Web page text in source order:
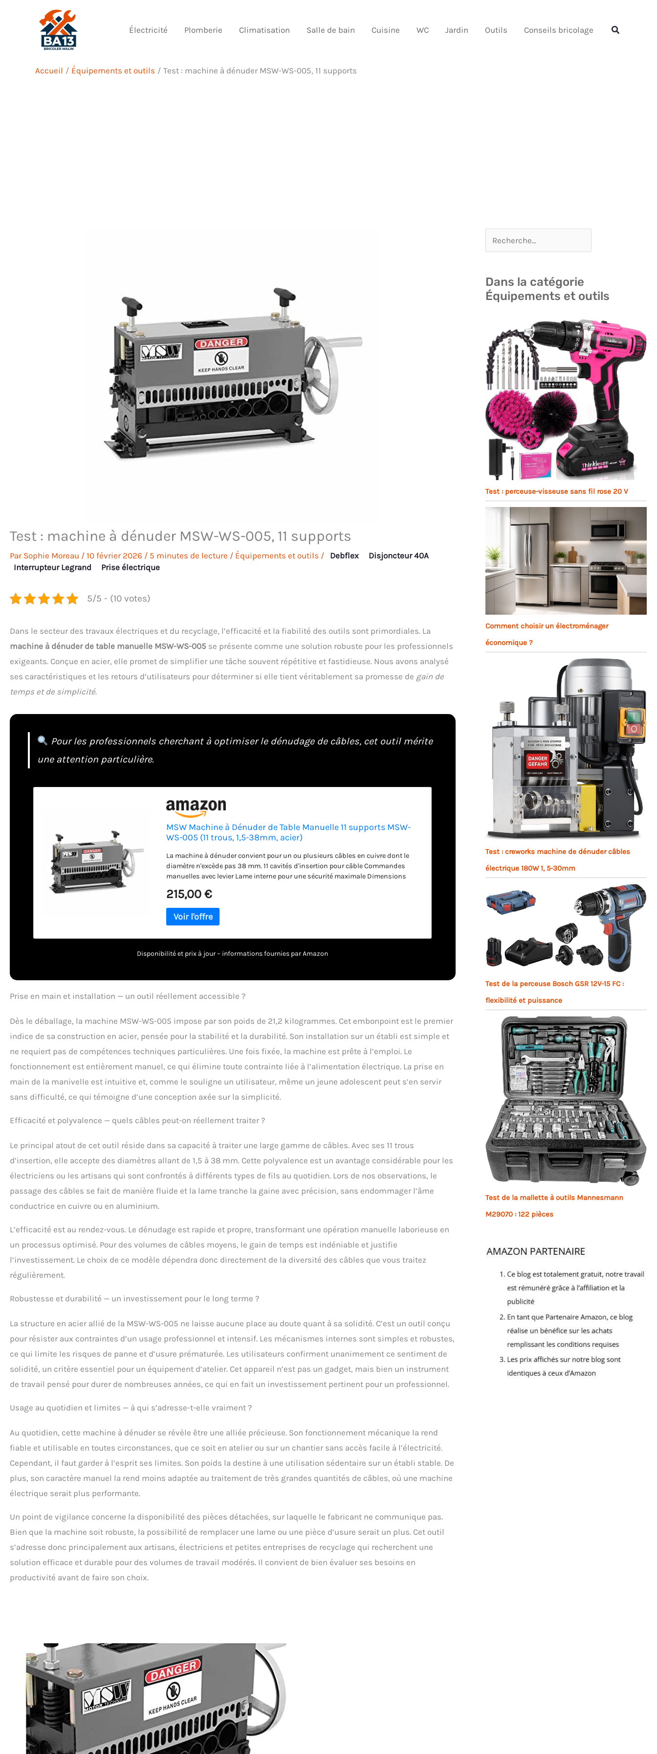
Électricité Plomberie Climatisation Salle de bain Cuisine WC Jardin Outils Conseils bricolage Rechercher
Accueil Équipements et outils Test : machine à dénuder MSW-WS-005, 11 supports
Test : machine à dénuder MSW-WS-005, 11 supports
Par Sophie Moreau / 10 février 2026 / 5 minutes de lecture / Équipements et outils / Debflex
Disjoncteur 40A
Interrupteur Legrand
Prise électrique
5/5 - (10 votes)
Dans le secteur des travaux électriques et du recyclage, l’efficacité et la fiabilité des outils sont primordiales. La
machine à dénuder de table manuelle MSW-WS-005 se présente comme une solution robuste pour les professionnels
exigeants. Conçue en acier, elle promet de simplifier une tâche souvent répétitive et fastidieuse. Nous avons analysé
ses caractéristiques et les retours d’utilisateurs pour déterminer si elle tient véritablement sa promesse de gain de
temps et de simplicité.
Pour les professionnels cherchant à optimiser le dénudage de câbles, cet outil mérite
une attention particulière.
MSW Machine à Dénuder de Table Manuelle 11 supports MSW-
WS-005 (11 trous, 1,5-38mm, acier)
La machine à dénuder convient pour un ou plusieurs câbles en cuivre dont le
diamètre n'excède pas 38 mm. 11 cavités d'insertion pour câble Commandes
manuelles avec levier Lame interne pour une sécurité maximale Dimensions
48,50 x 28 cm - Poids d'envoi : 22,35 kg
215,00 €
Disponibilité et prix à jour – informations fournies par Amazon
Prise en main et installation — un outil réellement accessible ?
Dès le déballage, la machine MSW-WS-005 impose par son poids de 21,2 kilogrammes. Cet embonpoint est le premier
indice de sa construction en acier, pensée pour la stabilité et la durabilité. Son installation sur un établi est simple et
ne requiert pas de compétences techniques particulières. Une fois fixée, la machine est prête à l’emploi. Le
fonctionnement est entièrement manuel, ce qui élimine toute contrainte liée à l’alimentation électrique. La prise en
main de la manivelle est intuitive et, comme le souligne un utilisateur, même un jeune adolescent peut s’en servir
sans difficulté, ce qui témoigne d’une conception axée sur la simplicité.
Efficacité et polyvalence — quels câbles peut-on réellement traiter ?
Le principal atout de cet outil réside dans sa capacité à traiter une large gamme de câbles. Avec ses 11 trous
d’insertion, elle accepte des diamètres allant de 1,5 à 38 mm. Cette polyvalence est un avantage considérable pour les
électriciens ou les artisans qui sont confrontés à différents types de fils au quotidien. Lors de nos observations, le
passage des câbles se fait de manière fluide et la lame tranche la gaine avec précision, sans endommager l’âme
conductrice en cuivre ou en aluminium.
L’efficacité est au rendez-vous. Le dénudage est rapide et propre, transformant une opération manuelle laborieuse en
un processus optimisé. Pour des volumes de câbles moyens, le gain de temps est indéniable et justifie
l’investissement. Le choix de ce modèle dépendra donc directement de la diversité des câbles que vous traitez
régulièrement.
Robustesse et durabilité — un investissement pour le long terme ?
La structure en acier allié de la MSW-WS-005 ne laisse aucune place au doute quant à sa solidité. C’est un outil conçu
pour résister aux contraintes d’un usage professionnel et intensif. Les mécanismes internes sont simples et robustes,
ce qui limite les risques de panne et d’usure prématurée. Les utilisateurs confirment unanimement ce sentiment de
solidité, un critère essentiel pour un équipement d’atelier. Cet appareil n’est pas un gadget, mais bien un instrument
de travail pensé pour durer de nombreuses années, ce qui en fait un investissement pertinent pour un professionnel.
Usage au quotidien et limites — à qui s’adresse-t-elle vraiment ?
Au quotidien, cette machine à dénuder se révèle être une alliée précieuse. Son fonctionnement mécanique la rend
fiable et utilisable en toutes circonstances, que ce soit en atelier ou sur un chantier sans accès facile à l’électricité.
Cependant, il faut garder à l’esprit ses limites. Son poids la destine à une utilisation sédentaire sur un établi stable. De
plus, son caractère manuel la rend moins adaptée au traitement de très grandes quantités de câbles, où une machine
électrique serait plus performante.
Un point de vigilance concerne la disponibilité des pièces détachées, sur laquelle le fabricant ne communique pas.
Bien que la machine soit robuste, la possibilité de remplacer une lame ou une pièce d’usure serait un plus. Cet outil
s’adresse donc principalement aux artisans, électriciens et petites entreprises de recyclage qui recherchent une
solution efficace et durable pour des volumes de travail modérés. Il convient de bien évaluer ses besoins en
productivité avant de faire son choix.
Dans la catégorie
Équipements et outils
Test : perceuse-visseuse sans fil rose 20 V
Comment choisir un électroménager
économique ?
Test : creworks machine de dénuder câbles
électrique 180W 1, 5-30mm
Test de la perceuse Bosch GSR 12V-15 FC :
flexibilité et puissance
Test de la mallette à outils Mannesmann
M29070 : 122 pièces